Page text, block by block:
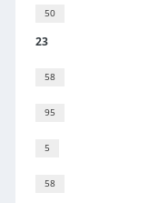
50
23
58
95
5
58